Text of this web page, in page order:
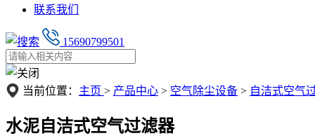
联系我们
15690799501
当前位置： 主页 > 产品中心 > 空气除尘设备 > 自洁式空气
水泥自洁式空气过滤器